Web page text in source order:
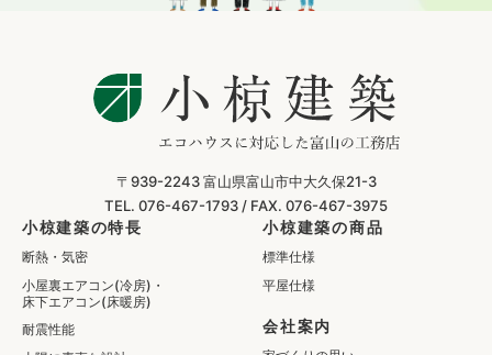
〒939-2243富山県富山市中大久保21-3
TEL. 076-467-1793 / FAX. 076-467-3975
小椋建築の特長
断熱・気密
小屋裏エアコン(冷房)・
床下エアコン(床暖房)
耐震性能
小椋建築の商品
標準仕様
平屋仕様
会社案内